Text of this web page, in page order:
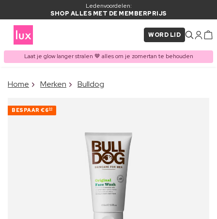
Ledenvoordelen:
SHOP ALLES MET DE MEMBERPRIJS
WORD LID
Laat je glow langer stralen 🤎 alles om je zomertan te behouden
ITEM TOEGEVOEGD AAN
Vaak samen gekocht met
Home Merken Bulldog
BESPAAR €600